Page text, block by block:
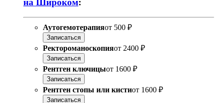
на Широком:
Аутогемотерапияот 500 ₽
Записаться
Ректороманоскопияот 2400 ₽
Записаться
Рентген ключицыот 1600 ₽
Записаться
Рентген стопы или кистиот 1600 ₽
Записаться